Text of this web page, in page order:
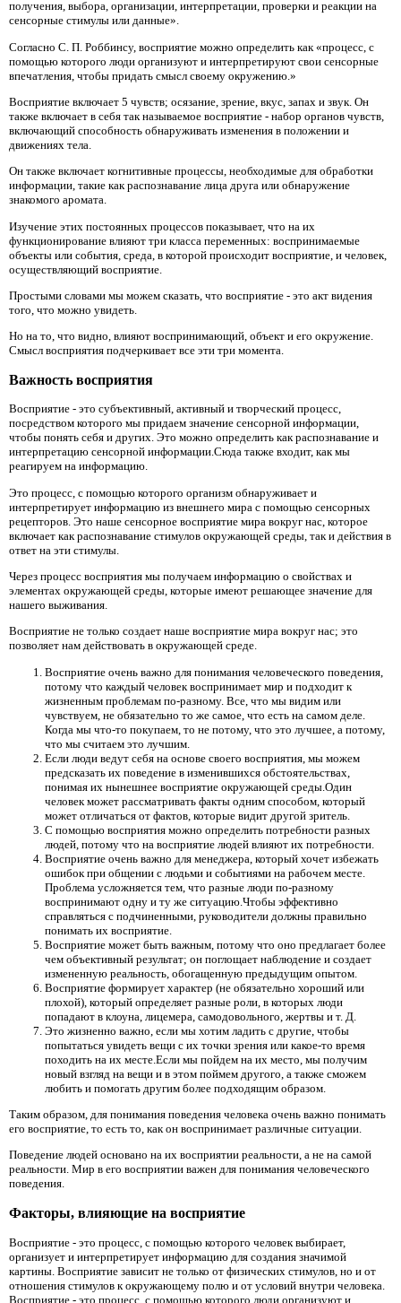
получения, выбора, организации, интерпретации, проверки и реакции на
сенсорные стимулы или данные».
Согласно С. П. Роббинсу, восприятие можно определить как «процесс, с
помощью которого люди организуют и интерпретируют свои сенсорные
впечатления, чтобы придать смысл своему окружению.»
Восприятие включает 5 чувств; осязание, зрение, вкус, запах и звук. Он
также включает в себя так называемое восприятие - набор органов чувств,
включающий способность обнаруживать изменения в положении и
движениях тела.
Он также включает когнитивные процессы, необходимые для обработки
информации, такие как распознавание лица друга или обнаружение
знакомого аромата.
Изучение этих постоянных процессов показывает, что на их
функционирование влияют три класса переменных: воспринимаемые
объекты или события, среда, в которой происходит восприятие, и человек,
осуществляющий восприятие.
Простыми словами мы можем сказать, что восприятие - это акт видения
того, что можно увидеть.
Но на то, что видно, влияют воспринимающий, объект и его окружение.
Смысл восприятия подчеркивает все эти три момента.
Важность восприятия
Восприятие - это субъективный, активный и творческий процесс,
посредством которого мы придаем значение сенсорной информации,
чтобы понять себя и других. Это можно определить как распознавание и
интерпретацию сенсорной информации.Сюда также входит, как мы
реагируем на информацию.
Это процесс, с помощью которого организм обнаруживает и
интерпретирует информацию из внешнего мира с помощью сенсорных
рецепторов. Это наше сенсорное восприятие мира вокруг нас, которое
включает как распознавание стимулов окружающей среды, так и действия в
ответ на эти стимулы.
Через процесс восприятия мы получаем информацию о свойствах и
элементах окружающей среды, которые имеют решающее значение для
нашего выживания.
Восприятие не только создает наше восприятие мира вокруг нас; это
позволяет нам действовать в окружающей среде.
Восприятие очень важно для понимания человеческого поведения,
потому что каждый человек воспринимает мир и подходит к
жизненным проблемам по-разному. Все, что мы видим или
чувствуем, не обязательно то же самое, что есть на самом деле.
Когда мы что-то покупаем, то не потому, что это лучшее, а потому,
что мы считаем это лучшим.
Если люди ведут себя на основе своего восприятия, мы можем
предсказать их поведение в изменившихся обстоятельствах,
понимая их нынешнее восприятие окружающей среды.Один
человек может рассматривать факты одним способом, который
может отличаться от фактов, которые видит другой зритель.
С помощью восприятия можно определить потребности разных
людей, потому что на восприятие людей влияют их потребности.
Восприятие очень важно для менеджера, который хочет избежать
ошибок при общении с людьми и событиями на рабочем месте.
Проблема усложняется тем, что разные люди по-разному
воспринимают одну и ту же ситуацию.Чтобы эффективно
справляться с подчиненными, руководители должны правильно
понимать их восприятие.
Восприятие может быть важным, потому что оно предлагает более
чем объективный результат; он поглощает наблюдение и создает
измененную реальность, обогащенную предыдущим опытом.
Восприятие формирует характер (не обязательно хороший или
плохой), который определяет разные роли, в которых люди
попадают в клоуна, лицемера, самодовольного, жертвы и т. Д.
Это жизненно важно, если мы хотим ладить с другие, чтобы
попытаться увидеть вещи с их точки зрения или какое-то время
походить на их месте.Если мы пойдем на их место, мы получим
новый взгляд на вещи и в этом поймем другого, а также сможем
любить и помогать другим более подходящим образом.
Таким образом, для понимания поведения человека очень важно понимать
его восприятие, то есть то, как он воспринимает различные ситуации.
Поведение людей основано на их восприятии реальности, а не на самой
реальности. Мир в его восприятии важен для понимания человеческого
поведения.
Факторы, влияющие на восприятие
Восприятие - это процесс, с помощью которого человек выбирает,
организует и интерпретирует информацию для создания значимой
картины. Восприятие зависит не только от физических стимулов, но и от
отношения стимулов к окружающему полю и от условий внутри человека.
Восприятие - это процесс, с помощью которого люди организуют и